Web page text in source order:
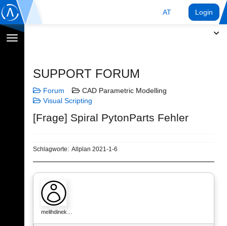
AT Login
Navigation
SUPPORT FORUM
Forum
CAD Parametric Modelling
Visual Scripting
[Frage] Spiral PytonParts Fehler
Schlagworte: Allplan 2021-1-6
melihdinek…